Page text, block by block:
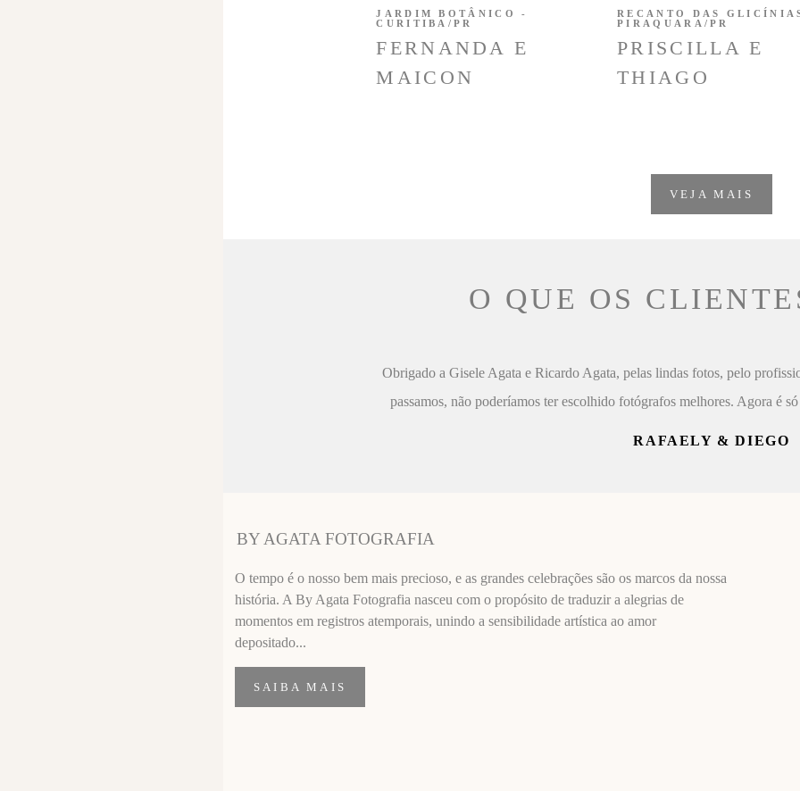
FERNANDA E
MAICON
JARDIM BOTÂNICO -
CURITIBA/PR
PRISCILLA E
THIAGO
RECANTO DAS
PIRAQUARA/PR
VEJA MAIS
O QUE OS
Obrigado a Gisele Agata e Ricardo Agata, pelas lindas fotos, pelo
passamos, não poderíamos ter escolhido fotógrafos melhores. Agora é
RAFAELY & DIEGO
BY AGATA FOTOGRAFIA
O tempo é o nosso bem mais precioso, e as grandes celebrações são os marcos da nossa
história. A By Agata Fotografia nasceu com o propósito de traduzir a alegrias de
momentos em registros atemporais, unindo a sensibilidade artística ao amor
depositado...
SAIBA MAIS